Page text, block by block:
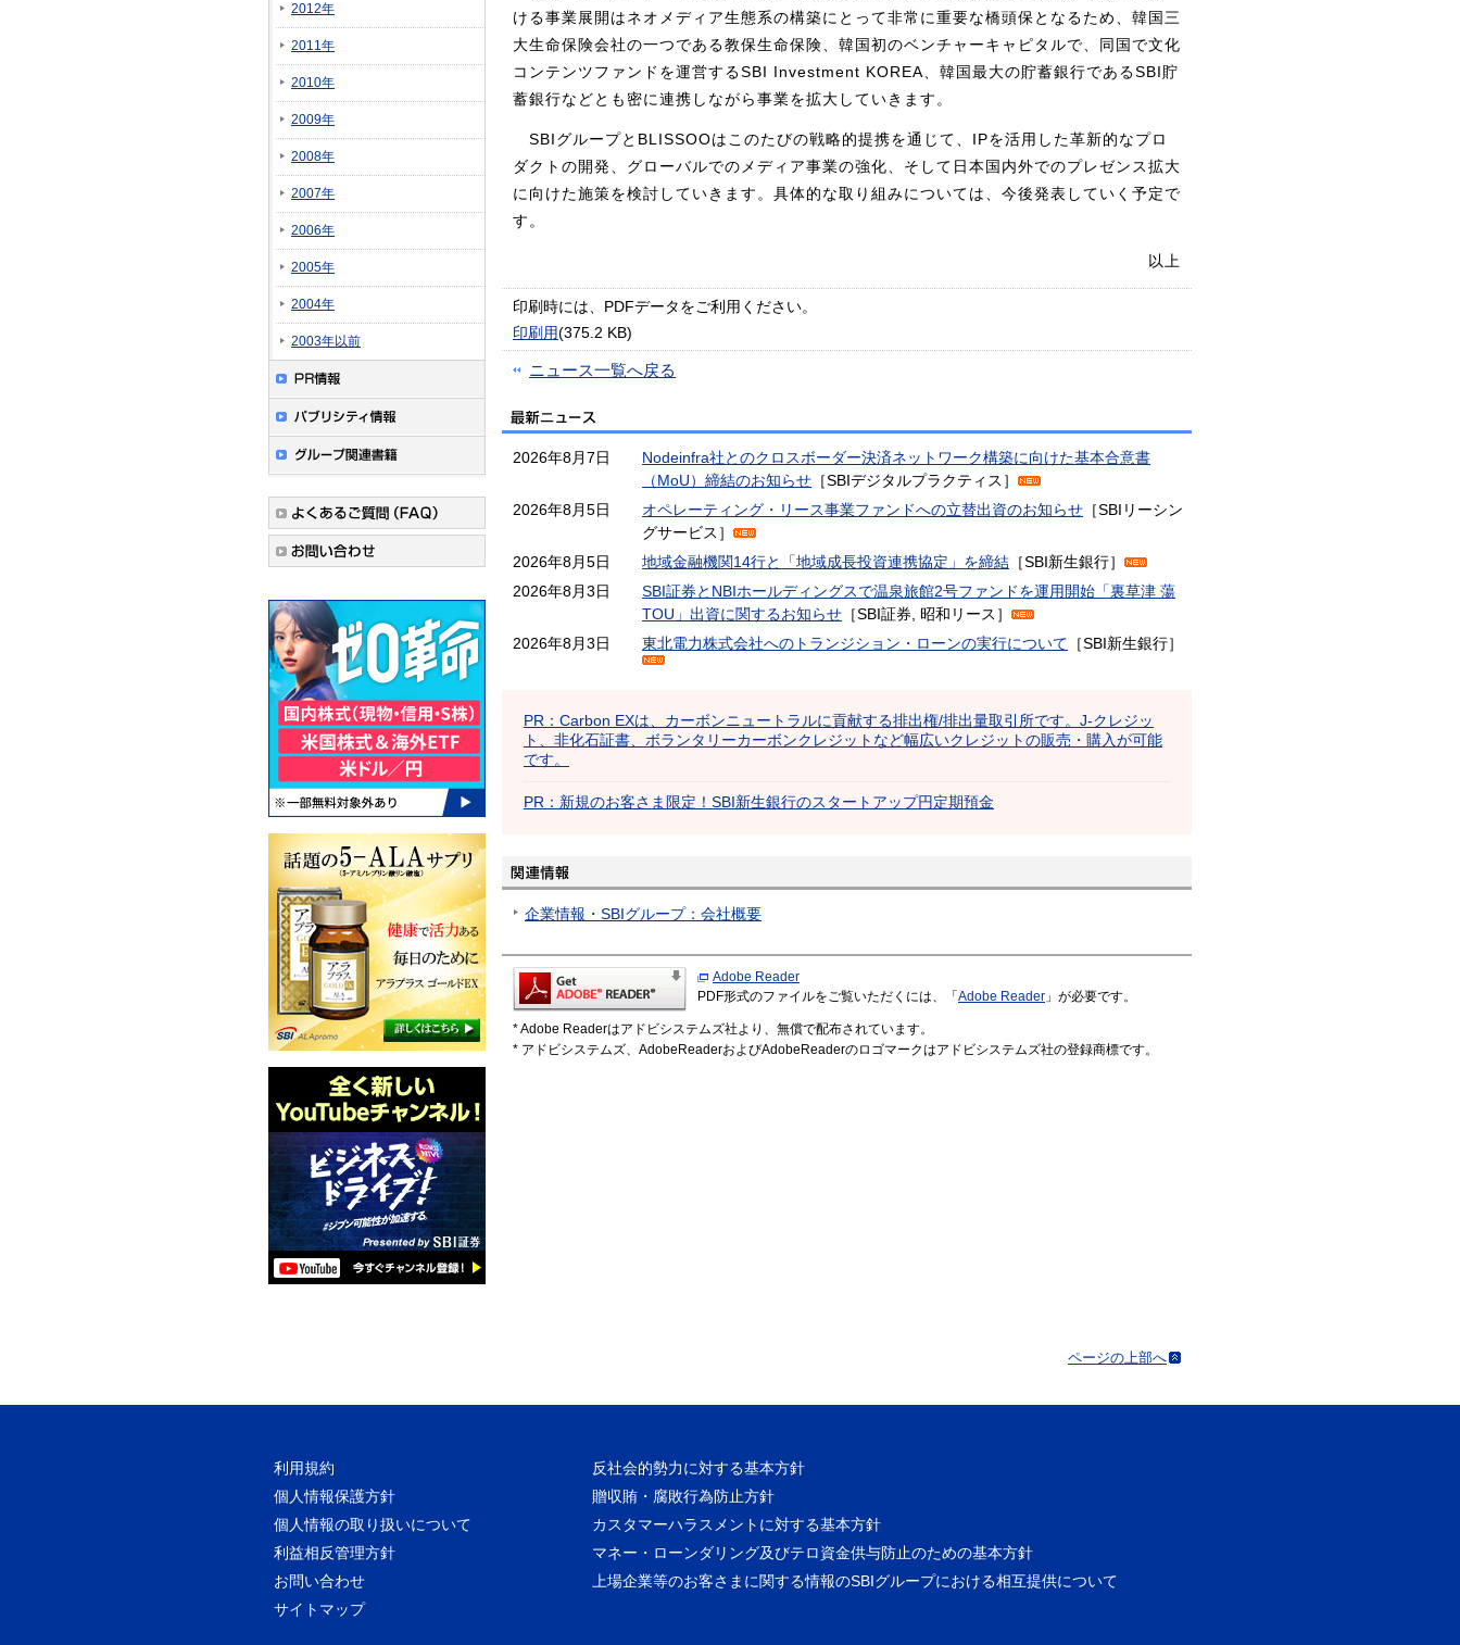
ける事業展開はネオメディア生態系の構築にとって非常に重要な橋頭保となるため、韓国三
大生命保険会社の一つである教保生命保険、韓国初のベンチャーキャピタルで、同国で文化
コンテンツファンドを運営するSBI Investment KOREA、韓国最大の貯蓄銀行であるSBI貯
蓄銀行などとも密に連携しながら事業を拡大していきます。
SBIグループとBLISSOOはこのたびの戦略的提携を通じて、IPを活用した革新的なプロ
ダクトの開発、グローバルでのメディア事業の強化、そして日本国内外でのプレゼンス拡大
に向けた施策を検討していきます。具体的な取り組みについては、今後発表していく予定で
す。
以上
印刷時には、PDFデータをご利用ください。
印刷用(375.2 KB)
ニュース一覧へ戻る
2026年8月7日
Nodeinfra社とのクロスボーダー決済ネットワーク構築に向けた基本合意書
（MoU）締結のお知らせ ［SBIデジタルプラクティス］
2026年8月5日
オペレーティング・リース事業ファンドへの立替出資のお知らせ ［SBIリーシン
グサービス］
2026年8月5日
地域金融機関14行と「地域成長投資連携協定」を締結 ［SBI新生銀行］
2026年8月3日
SBI証券とNBIホールディングスで温泉旅館2号ファンドを運用開始「裏草津 蕩
TOU」出資に関するお知らせ ［SBI証券, 昭和リース］
2026年8月3日
東北電力株式会社へのトランジション・ローンの実行について ［SBI新生銀行］
PR：Carbon EXは、カーボンニュートラルに貢献する排出権/排出量取引所です。J-クレジッ
ト、非化石証書、ボランタリーカーボンクレジットなど幅広いクレジットの販売・購入が可能
です。
PR：新規のお客さま限定！SBI新生銀行のスタートアップ円定期預金
企業情報・SBIグループ：会社概要
Adobe Reader
PDF形式のファイルをご覧いただくには、「 Adobe Reader 」が必要です。
* Adobe Readerはアドビシステムズ社より、無償で配布されています。
* アドビシステムズ、AdobeReaderおよびAdobeReaderのロゴマークはアドビシステムズ社の登録商標です。
2012年
2011年
2010年
2009年
2008年
2007年
2006年
2005年
2004年
2003年以前
ページの上部へ
利用規約
反社会的勢力に対する基本方針
個人情報保護方針
贈収賄・腐敗行為防止方針
個人情報の取り扱いについて
カスタマーハラスメントに対する基本方針
利益相反管理方針
マネー・ローンダリング及びテロ資金供与防止のための基本方針
お問い合わせ
上場企業等のお客さまに関する情報のSBIグループにおける相互提供について
サイトマップ